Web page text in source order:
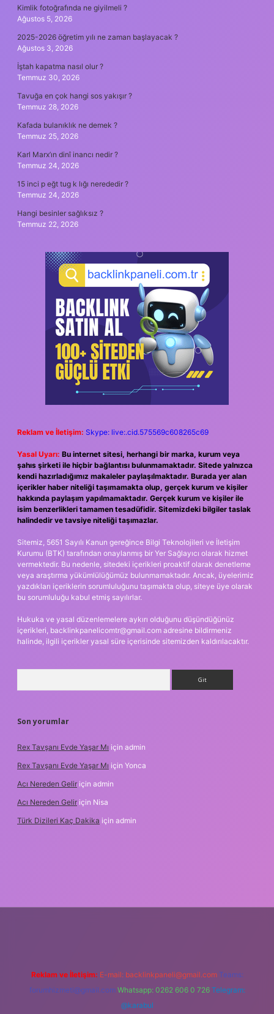
Kimlik fotoğrafında ne giyilmeli ?
Ağustos 5, 2026
2025-2026 öğretim yılı ne zaman başlayacak ?
Ağustos 3, 2026
İştah kapatma nasıl olur ?
Temmuz 30, 2026
Tavuğa en çok hangi sos yakışır ?
Temmuz 28, 2026
Kafada bulanıklık ne demek ?
Temmuz 25, 2026
Karl Marx’ın dinî inancı nedir ?
Temmuz 24, 2026
15 inci p eğt tug k lığı nerededir ?
Temmuz 24, 2026
Hangi besinler sağlıksız ?
Temmuz 22, 2026
Reklam ve İletişim: Skype: live:.cid.575569c608265c69
Yasal Uyarı: Bu internet sitesi, herhangi bir marka, kurum veya
şahıs şirketi ile hiçbir bağlantısı bulunmamaktadır. Sitede yalnızca
kendi hazırladığımız makaleler paylaşılmaktadır. Burada yer alan
içerikler haber niteliği taşımamakta olup, gerçek kurum ve kişiler
hakkında paylaşım yapılmamaktadır. Gerçek kurum ve kişiler ile
isim benzerlikleri tamamen tesadüfidir. Sitemizdeki bilgiler taslak
halindedir ve tavsiye niteliği taşımazlar.
Sitemiz, 5651 Sayılı Kanun gereğince Bilgi Teknolojileri ve İletişim
Kurumu (BTK) tarafından onaylanmış bir Yer Sağlayıcı olarak hizmet
vermektedir. Bu nedenle, sitedeki içerikleri proaktif olarak denetleme
veya araştırma yükümlülüğümüz bulunmamaktadır. Ancak, üyelerimiz
yazdıkları içeriklerin sorumluluğunu taşımakta olup, siteye üye olarak
bu sorumluluğu kabul etmiş sayılırlar.
Hukuka ve yasal düzenlemelere aykırı olduğunu düşündüğünüz
içerikleri, backlinkpanelicomtr@gmail.com adresine bildirmeniz
halinde, ilgili içerikler yasal süre içerisinde sitemizden kaldırılacaktır.
Son yorumlar
Rex Tavşanı Evde Yaşar Mı için admin
Rex Tavşanı Evde Yaşar Mı için Yonca
Acı Nereden Gelir için admin
Acı Nereden Gelir için Nisa
Türk Dizileri Kaç Dakika için admin
Reklam ve İletişim: E-mail: backlinkpaneli@gmail.com Teams:
forumhizmeti@gmail.com Whatsapp: 0262 606 0 726 Telegram:
@karabul